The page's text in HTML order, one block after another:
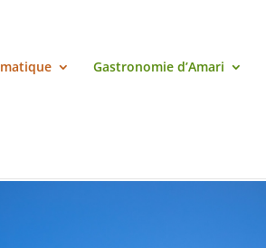
Gastronomie d’Amari